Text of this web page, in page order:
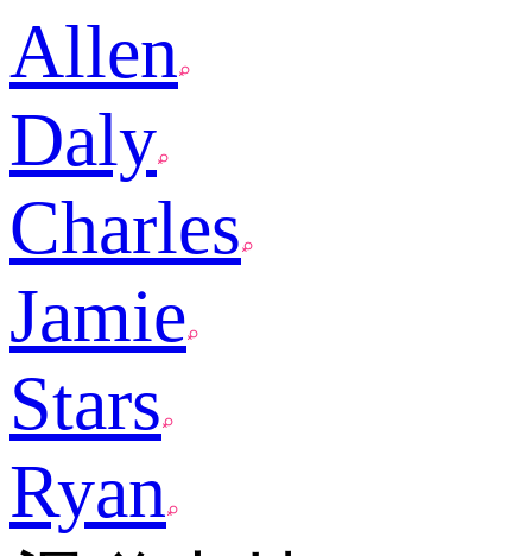
Allen
Daly
Charles
Jamie
Stars
Ryan